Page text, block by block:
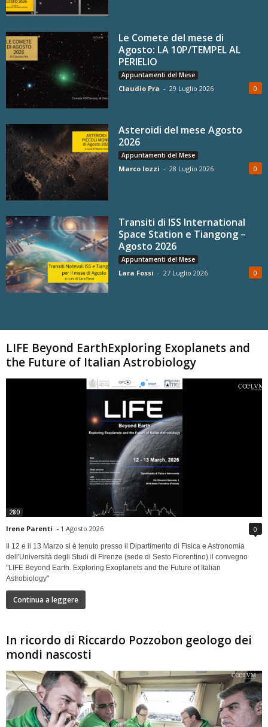
Le Comete del mese di
Agosto: LA 10P/TEMPEL AL
PERIELIO
Appuntamenti del Mese
Claudio Pra - 29 Luglio 2026 0
Asteroidi del mese Agosto
2026
Appuntamenti del Mese
Marco Iozzi - 28 Luglio 2026 0
Transiti di ISS International
Space Station e Tiangong –
Agosto 2026
Appuntamenti del Mese
Lara Fossi - 27 Luglio 2026 0
LIFE Beyond EarthExploring Exoplanets and
the Future of Italian Astrobiology
280
Irene Parenti - 1 Agosto 2026 0
Il 12 e il 13 Marzo si è tenuto presso il Dipartimento di Fisica e Astronomia
dell'Università degli Studi di Firenze (sede di Sesto Fiorentino) il convegno
"LIFE Beyond Earth. Exploring Exoplanets and the Future of Italian
Astrobiology"
Continua a leggere
In ricordo di Riccardo Pozzobon geologo dei
mondi nascosti